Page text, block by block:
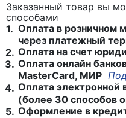
Заказанный товар вы
способами
1. Оплата в розничном
через платежный
2. Оплата на счет
3. Оплата онлайн
MasterCard, МИР
4. Оплата электронной
(более 30 способов
5. Оформление в